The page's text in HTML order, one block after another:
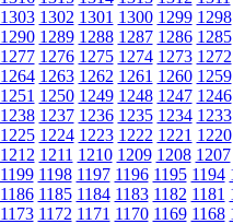
1303 1302 1301 1300 1299 1298
1290 1289 1288 1287 1286 1285
1277 1276 1275 1274 1273 1272
1264 1263 1262 1261 1260 1259
1251 1250 1249 1248 1247 1246
1238 1237 1236 1235 1234 1233
1225 1224 1223 1222 1221 1220
1212 1211 1210 1209 1208 1207
1199 1198 1197 1196 1195 1194
1186 1185 1184 1183 1182 1181
1173 1172 1171 1170 1169 1168